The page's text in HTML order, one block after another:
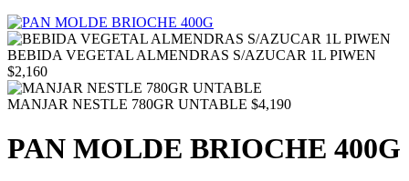
BEBIDA VEGETAL ALMENDRAS S/AZUCAR 1L PIWEN
$2,160
MANJAR NESTLE 780GR UNTABLE $4,190
PAN MOLDE BRIOCHE 400G